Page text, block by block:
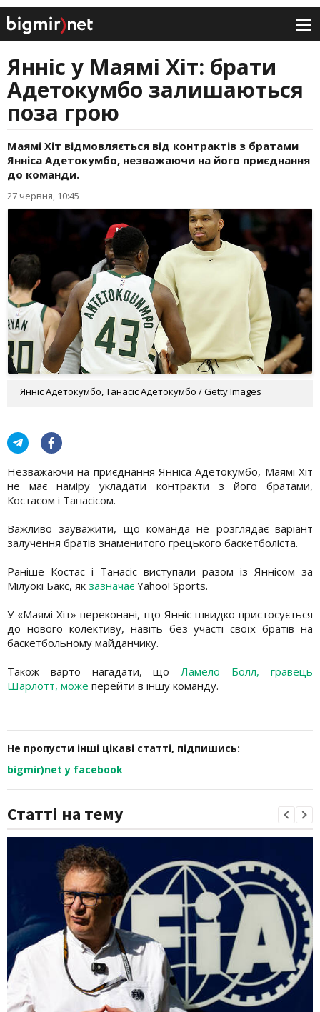
Янніс у Маямі Хіт: брати
Адетокумбо залишаються
поза грою
Маямі Хіт відмовляється від контрактів з братами
Янніса Адетокумбо, незважаючи на його приєднання
до команди.
27 червня, 10:45
Янніс Адетокумбо, Танасіс Адетокумбо / Getty Images
Незважаючи на приєднання Янніса Адетокумбо, Маямі Хіт
не має наміру укладати контракти з його братами,
Костасом і Танасісом.
Важливо зауважити, що команда не розглядає варіант
залучення братів знаменитого грецького баскетболіста.
Раніше Костас і Танасіс виступали разом із Яннісом за
Мілуокі Бакс, як зазначає Yahoo! Sports.
У «Маямі Хіт» переконані, що Янніс швидко пристосується
до нового колективу, навіть без участі своїх братів на
баскетбольному майданчику.
Також варто нагадати, що Ламело Болл, гравець
Шарлотт, може перейти в іншу команду.
Не пропусти інші цікаві статті, підпишись:
bigmir)net у facebook
Статті на тему